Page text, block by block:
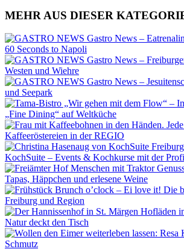
MEHR AUS DIESER
Gastro News –
60 Seconds to Napoli
Gastro News –
Westen und Wiehre
Gastro News –
und Seepark
„Wir gehen mit dem Flow“ –
„Fine Dining“ auf Weltküche
Kaffeeröstereien in der REGIO
KochSuite – Events & Kochkurse mit der
Tapas, Häppchen und erlesene Weine
Brunch o’clock – Ei love it! Die
Freiburg und Region
Hofläden
Natur deckt den Tisch